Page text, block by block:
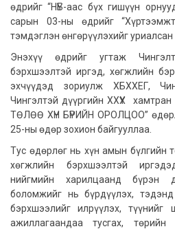
өдрийг “НҮБ-аас бүх гишүүн
сарын 03-ны өдрийг
тэмдэглэн өнгөрүүлэхийг уриалсан
Энэхүү өдрийг угтаж
бэрхшээлтэй иргэд, хөгжлийн
эхчүүдэд зориулж ХБХХЕГ,
Чингэлтэй дүүргийн ХХҮХ
ТӨЛӨӨ ХҮН БҮРИЙН ОРОЛЦОО”
25-ны өдөр зохион байгууллаа.
Тус өдөрлөг нь хүн амын бүлгийн
хөгжлийн бэрхшээлтэй
нийгмийн харилцаанд бүрэн
боломжийг нь бүрдүүлэх,
бэрхшээлийг илрүүлэх, түүнийг
ажиллагаандаа тусгах, төрийн